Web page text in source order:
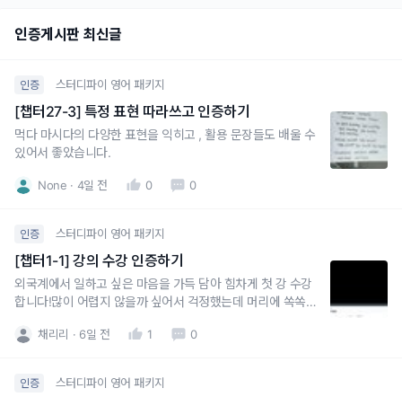
인증게시판 최신글
인증 스터디파이 영어 패키지
[챕터27-3] 특정 표현 따라쓰고 인증하기
먹다 마시다의 다양한 표현을 익히고 , 활용 문장들도 배울 수
있어서 좋았습니다.
None 4일 전 0 0
인증 스터디파이 영어 패키지
[챕터1-1] 강의 수강 인증하기
외국계에서 일하고 싶은 마음을 가득 담아 힘차게 첫 강 수강
합니다!많이 어렵지 않을까 싶어서 걱정했는데 머리에 쏙쏙
채리리 6일 전 1 0
인증 스터디파이 영어 패키지